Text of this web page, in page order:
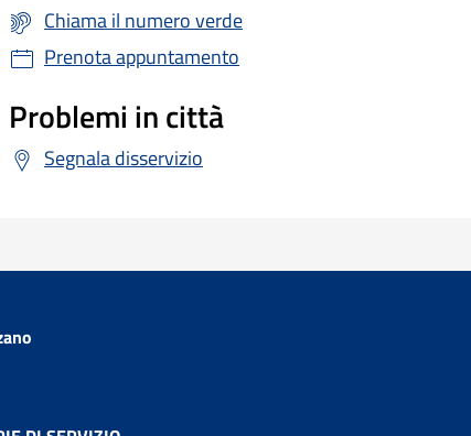
Chiama il numero verde
Prenota appuntamento
Problemi in città
Segnala disservizio